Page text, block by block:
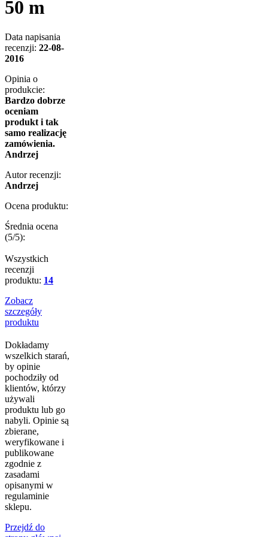
50 m
Data napisania
recenzji: 22-08-
2016
Opinia o
produkcie:
Bardzo dobrze
oceniam
produkt i tak
samo realizację
zamówienia.
Andrzej
Autor recenzji:
Andrzej
Ocena produktu:
Średnia ocena
(5/5):
Wszystkich
recenzji
produktu: 14
Zobacz
szczegóły
produktu
Dokładamy
wszelkich starań,
by opinie
pochodziły od
klientów, którzy
używali
produktu lub go
nabyli. Opinie są
zbierane,
weryfikowane i
publikowane
zgodnie z
zasadami
opisanymi w
regulaminie
sklepu.
Przejdź do